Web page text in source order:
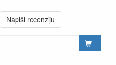
Napiši recenziju